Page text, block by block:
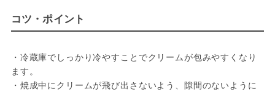
コツ・ポイント
・冷蔵庫でしっかり冷やすことでクリームが包みやすくなり
ます。
・焼成中にクリームが飛び出さないよう、隙間のないように